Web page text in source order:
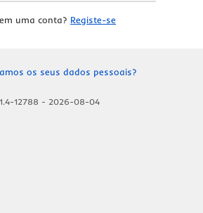
uma conta? Registe-se
os seus dados pessoais?
12788 - 2026-08-04